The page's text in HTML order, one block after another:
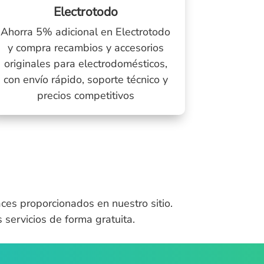
Electrotodo
Ahorra 5% adicional en Electrotodo
y compra recambios y accesorios
originales para electrodomésticos,
con envío rápido, soporte técnico y
precios competitivos
proporcionados en nuestro sitio.
servicios de forma gratuita.